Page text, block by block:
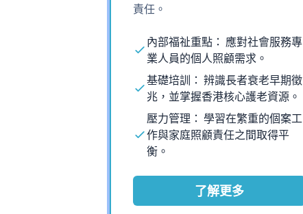
責任。
內部福祉重點： 應對社會服務專
業人員的個人照顧需求。
基礎培訓： 辨識長者衰老早期徵
兆，並掌握香港核心護老資源。
壓力管理： 學習在繁重的個案工
作與家庭照顧責任之間取得平
衡。
了解更多